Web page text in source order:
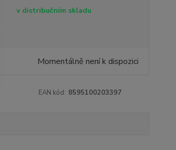
v distribučním skladu
Momentálně není k dispozici
EAN kód: 8595100203397